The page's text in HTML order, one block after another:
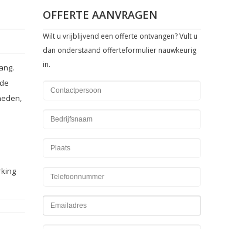
OFFERTE AANVRAGEN
Wilt u vrijblijvend een offerte ontvangen? Vult u
dan onderstaand offerteformulier nauwkeurig
in.